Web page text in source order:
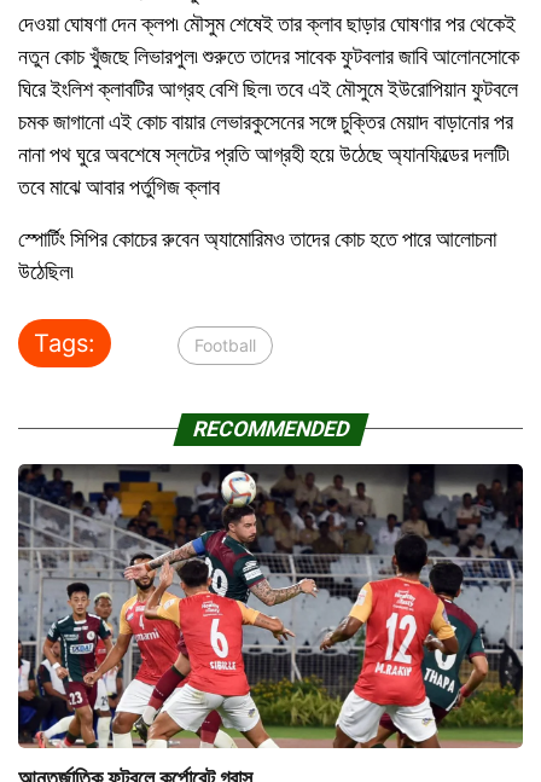
দেওয়া ঘোষণা দেন ক্লপ৷ মৌসুম শেষেই তার ক্লাব ছাড়ার ঘোষণার পর থেকেই
নতুন কোচ খুঁজছে লিভারপুল৷ শুরুতে তাদের সাবেক ফুটবলার জাবি আলোনসোকে
ঘিরে ইংলিশ ক্লাবটির আগ্রহ বেশি ছিল৷ তবে এই মৌসুমে ইউরোপিয়ান ফুটবলে
চমক জাগানো এই কোচ বায়ার লেভারকুসেনের সঙ্গে চুক্তির মেয়াদ বাড়ানোর পর
নানা পথ ঘুরে অবশেষে স্লটের প্রতি আগ্রহী হয়ে উঠেছে অ্যানফিল্ডের দলটি৷
তবে মাঝে আবার পর্তুগিজ ক্লাব
স্পোর্টিং সিপির কোচের রুবেন অ্যামোরিমও তাদের কোচ হতে পারে আলোচনা
উঠেছিল৷
Tags: Football
RECOMMENDED